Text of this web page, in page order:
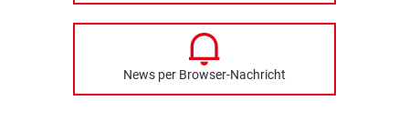
News per Browser-Nachricht